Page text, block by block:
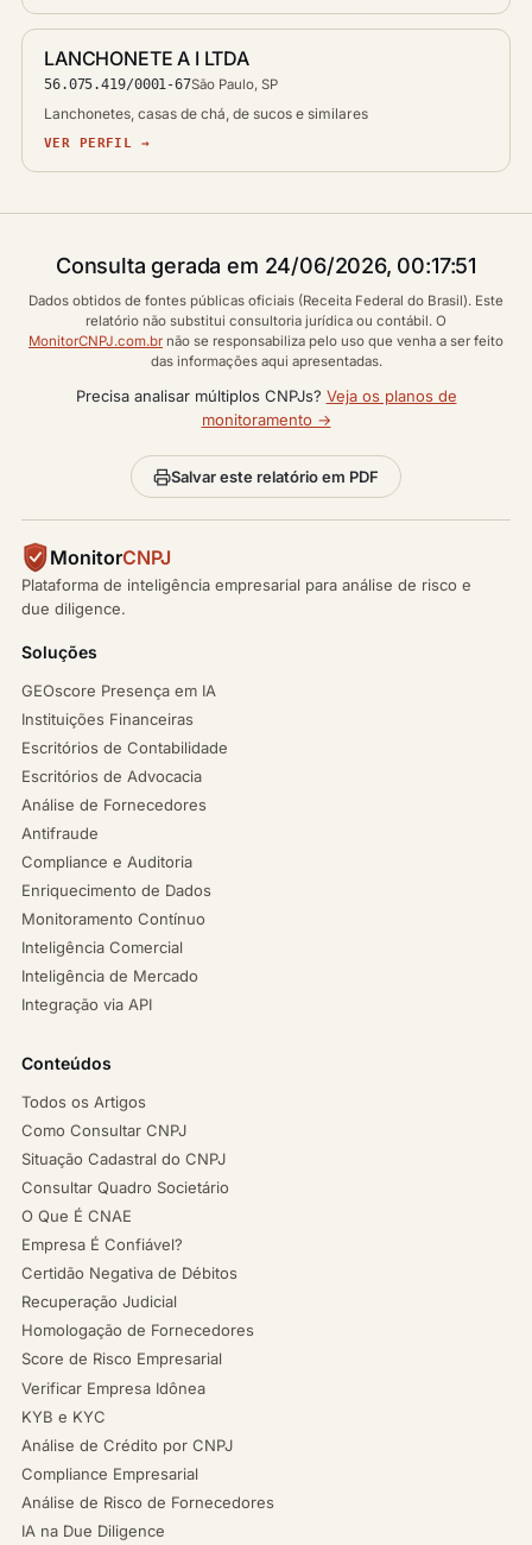
LANCHONETE A I LTDA
56.075.419/0001-67São Paulo, SP
Lanchonetes, casas de chá, de sucos e similares
VER PERFIL →
Consulta gerada em 24/06/2026, 00:17:51
Dados obtidos de fontes públicas oficiais (Receita Federal do Brasil). Este
relatório não substitui consultoria jurídica ou contábil. O
MonitorCNPJ.com.br não se responsabiliza pelo uso que venha a ser feito
das informações aqui apresentadas.
Precisa analisar múltiplos CNPJs? Veja os planos de
monitoramento →
Salvar este relatório em PDF
MonitorCNPJ
Plataforma de inteligência empresarial para análise de risco e
due diligence.
Soluções
GEOscore Presença em IA
Instituições Financeiras
Escritórios de Contabilidade
Escritórios de Advocacia
Análise de Fornecedores
Antifraude
Compliance e Auditoria
Enriquecimento de Dados
Monitoramento Contínuo
Inteligência Comercial
Inteligência de Mercado
Integração via API
Conteúdos
Todos os Artigos
Como Consultar CNPJ
Situação Cadastral do CNPJ
Consultar Quadro Societário
O Que É CNAE
Empresa É Confiável?
Certidão Negativa de Débitos
Recuperação Judicial
Homologação de Fornecedores
Score de Risco Empresarial
Verificar Empresa Idônea
KYB e KYC
Análise de Crédito por CNPJ
Compliance Empresarial
Análise de Risco de Fornecedores
IA na Due Diligence